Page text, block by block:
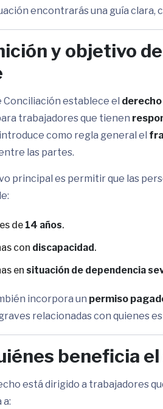
encontrarás una guía clara,
y objetivo
Conciliación establece el
trabajadores que tienen
como regla general el
las partes.
principal es permitir que las
de 14 años.
con discapacidad.
en situación de dependencia
incorpora un permiso
relacionadas con quienes
beneficia
está dirigido a trabajadores